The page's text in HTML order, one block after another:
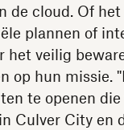
de cloud. Of
plannen of
het veilig
op hun missie.
te openen
Culver City en